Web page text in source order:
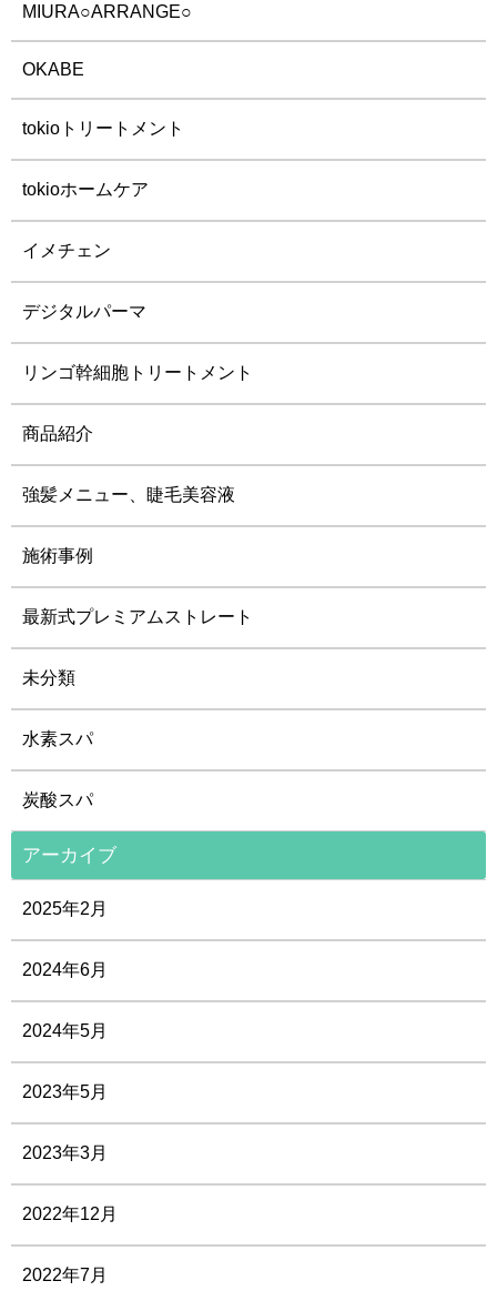
MIURA○ARRANGE○
OKABE
tokioトリートメント
tokioホームケア
イメチェン
デジタルパーマ
リンゴ幹細胞トリートメント
商品紹介
強髪メニュー、睫毛美容液
施術事例
最新式プレミアムストレート
未分類
水素スパ
炭酸スパ
アーカイブ
2025年2月
2024年6月
2024年5月
2023年5月
2023年3月
2022年12月
2022年7月